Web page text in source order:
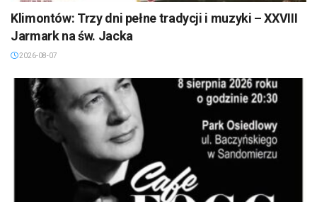
Klimontów: Trzy dni pełne tradycji i muzyki – XXVIII
Jarmark na św. Jacka
2026-08-07